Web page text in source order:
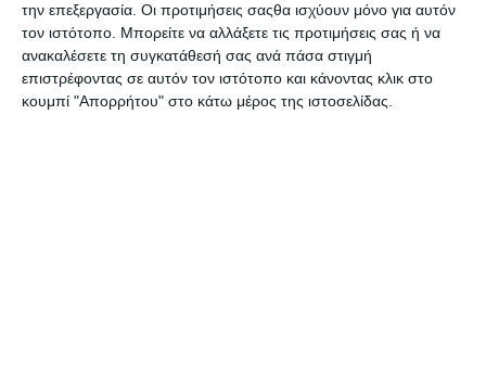
την επεξεργασία. Οι προτιμήσεις σαςθα ισχύουν μόνο για αυτόν
τον ιστότοπο. Μπορείτε να αλλάξετε τις προτιμήσεις σας ή να
ανακαλέσετε τη συγκατάθεσή σας ανά πάσα στιγμή
επιστρέφοντας σε αυτόν τον ιστότοπο και κάνοντας κλικ στο
κουμπί "Απορρήτου" στο κάτω μέρος της ιστοσελίδας.
Στο 2ο τρίμηνο του 2019 και διανύοντας την 2η
εγκυμοσύνη μου μια φίλη μου μου είπε «Θα
ξυπνήσεις 40 χρονών και θα πεις τι έκανα; Τι
κάνω;. Και είσαι μόλις 28». Αυτό ήταν..